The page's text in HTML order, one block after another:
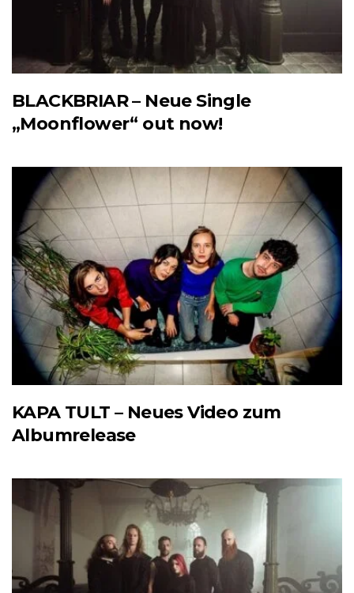
BLACKBRIAR – Neue Single
„Moonflower“ out now!
KAPA TULT – Neues Video zum
Albumrelease